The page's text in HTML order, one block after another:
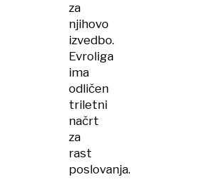
za
njihovo
izvedbo.
Evroliga
ima
odličen
triletni
načrt
za
rast
poslovanja.